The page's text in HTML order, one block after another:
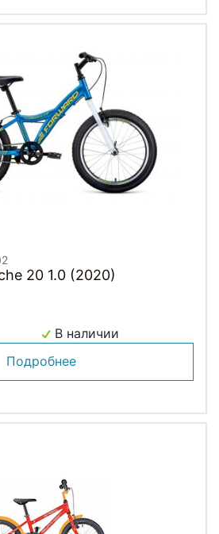
20 1.0 (2020)
В наличии
Подробнее